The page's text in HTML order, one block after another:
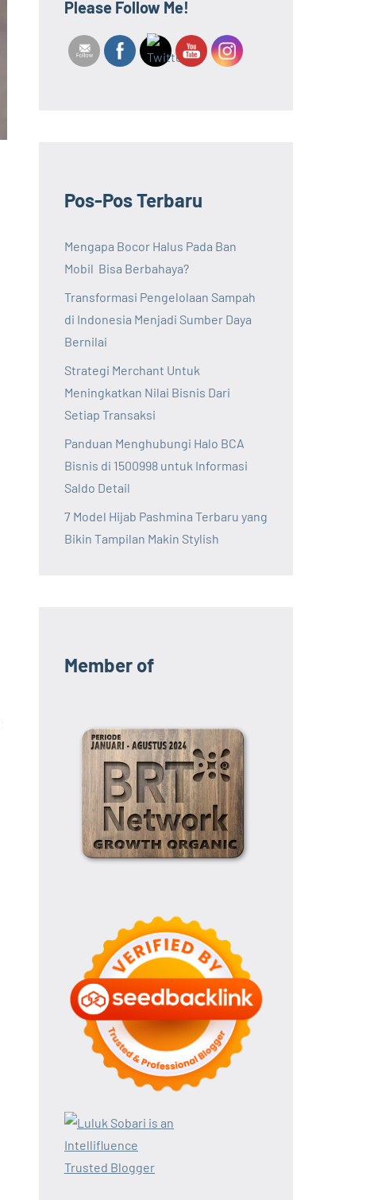
Please Follow Me!
Pos-Pos Terbaru
Mengapa Bocor Halus Pada Ban
Mobil Bisa Berbahaya?
Transformasi Pengelolaan Sampah
di Indonesia Menjadi Sumber Daya
Bernilai
Strategi Merchant Untuk
Meningkatkan Nilai Bisnis Dari
Setiap Transaksi
Panduan Menghubungi Halo BCA
Bisnis di 1500998 untuk Informasi
Saldo Detail
7 Model Hijab Pashmina Terbaru yang
Bikin Tampilan Makin Stylish
Member of